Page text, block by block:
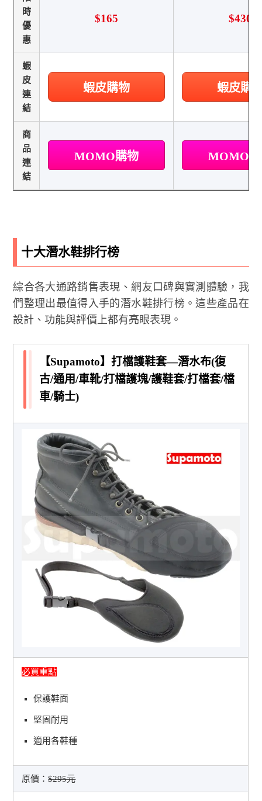
時
優
惠
$165 $430
蝦
皮
連
結
蝦皮購物 蝦皮購
商
品
連
結
MOMO購物 MOMO
十大潛水鞋排行榜
綜合各大通路銷售表現、網友口碑與實測體驗，我
們整理出最值得入手的潛水鞋排行榜。這些產品在
設計、功能與評價上都有亮眼表現。
【Supamoto】打檔護鞋套—潛水布(復
古/通用/車靴/打檔護塊/護鞋套/打檔套/檔
車/騎士)
必買重點
保護鞋面
堅固耐用
適用各鞋種
原價：$295元